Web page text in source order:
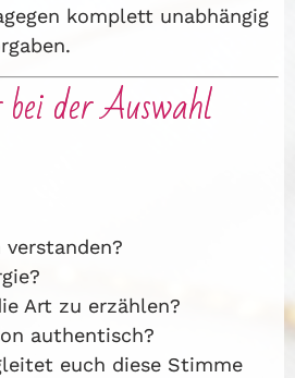
komplett unabhängig
der Auswahl
Art zu erzählen?
authentisch?
euch diese Stimme